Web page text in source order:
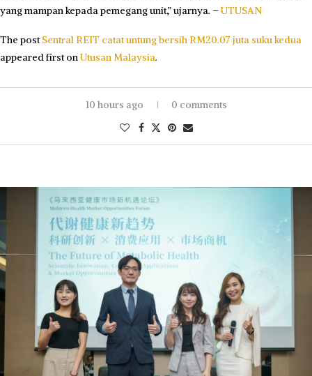
yang mampan kepada pemegang unit,” ujarnya. –UTUSAN
The postSentral REIT catat untung bersih RM20.07 juta suku kedua
appeared first onUtusan Malaysia.
10 hours ago 0 comments